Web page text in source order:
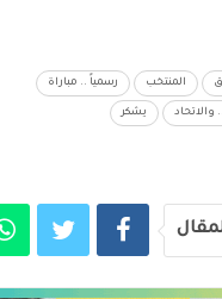
المنتخب رسمياً .. مباراة
والاتحاد يشكر